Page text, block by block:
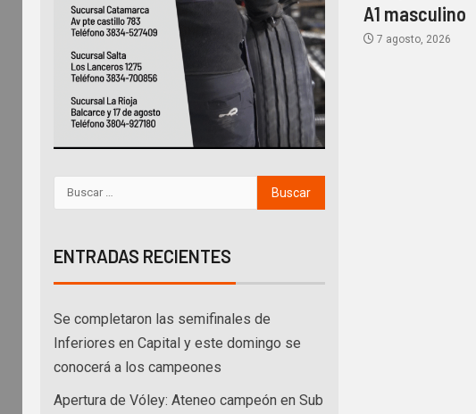
A1 masculino
7 agosto, 2026
ENTRADAS RECIENTES
Se completaron las semifinales de
Inferiores en Capital y este domingo se
conocerá a los campeones
Apertura de Vóley: Ateneo campeón en Sub